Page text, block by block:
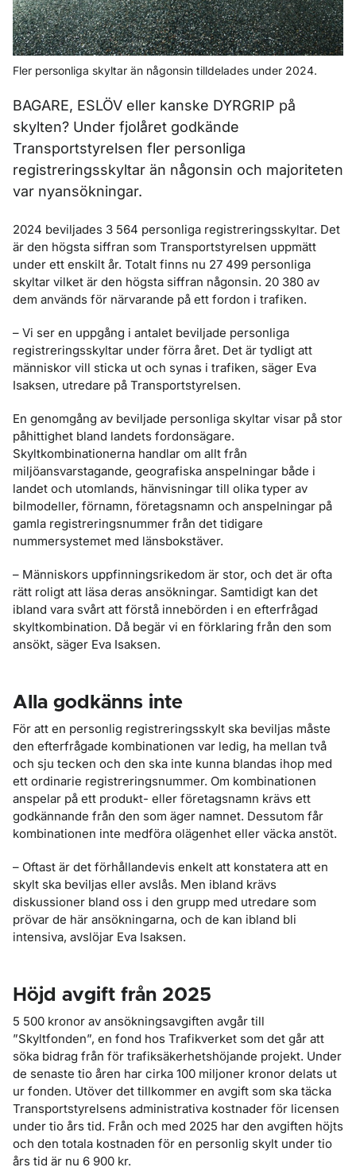
Fler personliga skyltar än någonsin tilldelades under 2024.
BAGARE, ESLÖV eller kanske DYRGRIP på
skylten? Under fjolåret godkände
Transportstyrelsen fler personliga
registreringsskyltar än någonsin och majoriteten
var nyansökningar.
2024 beviljades 3 564 personliga registreringsskyltar. Det
är den högsta siffran som Transportstyrelsen uppmätt
under ett enskilt år. Totalt finns nu 27 499 personliga
skyltar vilket är den högsta siffran någonsin. 20 380 av
dem används för närvarande på ett fordon i trafiken.
– Vi ser en uppgång i antalet beviljade personliga
registreringsskyltar under förra året. Det är tydligt att
människor vill sticka ut och synas i trafiken, säger Eva
Isaksen, utredare på Transportstyrelsen.
En genomgång av beviljade personliga skyltar visar på stor
påhittighet bland landets fordonsägare.
Skyltkombinationerna handlar om allt från
miljöansvarstagande, geografiska anspelningar både i
landet och utomlands, hänvisningar till olika typer av
bilmodeller, förnamn, företagsnamn och anspelningar på
gamla registreringsnummer från det tidigare
nummersystemet med länsbokstäver.
– Människors uppfinningsrikedom är stor, och det är ofta
rätt roligt att läsa deras ansökningar. Samtidigt kan det
ibland vara svårt att förstå innebörden i en efterfrågad
skyltkombination. Då begär vi en förklaring från den som
ansökt, säger Eva Isaksen.
Alla godkänns inte
För att en personlig registreringsskylt ska beviljas måste
den efterfrågade kombinationen var ledig, ha mellan två
och sju tecken och den ska inte kunna blandas ihop med
ett ordinarie registreringsnummer. Om kombinationen
anspelar på ett produkt- eller företagsnamn krävs ett
godkännande från den som äger namnet. Dessutom får
kombinationen inte medföra olägenhet eller väcka anstöt.
– Oftast är det förhållandevis enkelt att konstatera att en
skylt ska beviljas eller avslås. Men ibland krävs
diskussioner bland oss i den grupp med utredare som
prövar de här ansökningarna, och de kan ibland bli
intensiva, avslöjar Eva Isaksen.
Höjd avgift från 2025
5 500 kronor av ansökningsavgiften avgår till
”Skyltfonden”, en fond hos Trafikverket som det går att
söka bidrag från för trafiksäkerhetshöjande projekt. Under
de senaste tio åren har cirka 100 miljoner kronor delats ut
ur fonden. Utöver det tillkommer en avgift som ska täcka
Transportstyrelsens administrativa kostnader för licensen
under tio års tid. Från och med 2025 har den avgiften höjts
och den totala kostnaden för en personlig skylt under tio
års tid är nu 6 900 kr.